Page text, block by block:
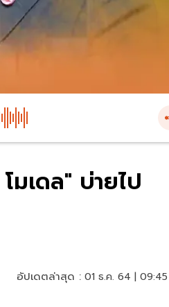
เดล" บ่ายไป
อัปเดตล่าสุด : 01 ธ.ค. 64 |